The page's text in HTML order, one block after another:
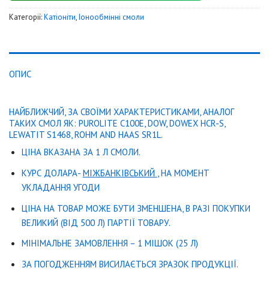
Категорії:Катіоніти,Iонообмінні смоли
ОПИС
НАЙБЛИЖЧИЙ, ЗА СВОЇМИ ХАРАКТЕРИСТИКАМИ, АНАЛОГ
ТАКИХ СМОЛ ЯК: PUROLITE C100E, DOW, DOWEX HCR-S,
LEWATIT S1468, ROHM AND HAAS SR1L.
ЦІНА ВКАЗАНА ЗА 1 Л СМОЛИ.
КУРС ДОЛАРА- МІЖБАНКІВСЬКИЙ , НА МОМЕНТ
УКЛАДАННЯ УГОДИ
ЦІНА НА ТОВАР МОЖЕ БУТИ ЗМЕНШЕНА, В РАЗІ ПОКУПКИ
ВЕЛИКИЙ (ВІД 500 Л) ПАРТІЇ ТОВАРУ.
МІНІМАЛЬНЕ ЗАМОВЛЕННЯ – 1 МІШОК (25 Л)
ЗА ПОГОДЖЕННЯМ ВИСИЛАЄТЬСЯ ЗРАЗОК ПРОДУКЦІЇ.